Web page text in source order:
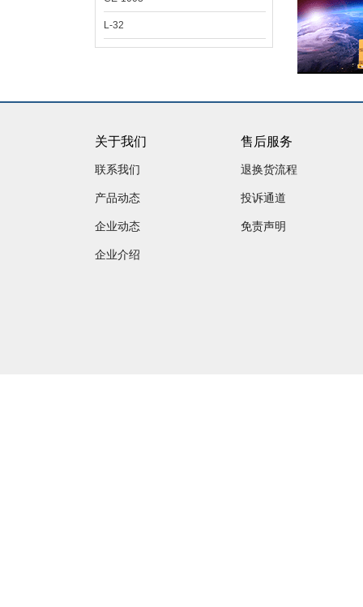
L-32
关于我们
联系我们
产品动态
企业动态
企业介绍
售后服务
退换货流程
投诉通道
免责声明